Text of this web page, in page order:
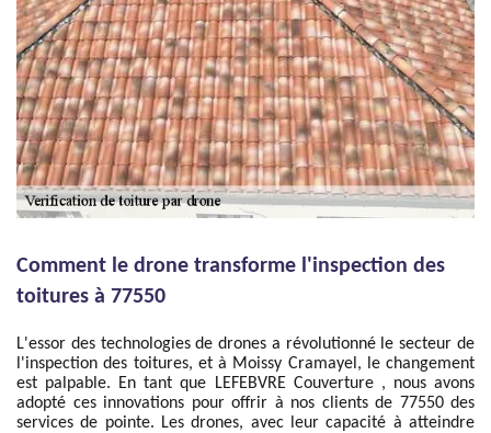
Comment le drone transforme l'inspection des
toitures à 77550
L'essor des technologies de drones a révolutionné le secteur de
l'inspection des toitures, et à Moissy Cramayel, le changement
est palpable. En tant que LEFEBVRE Couverture , nous avons
adopté ces innovations pour offrir à nos clients de 77550 des
services de pointe. Les drones, avec leur capacité à atteindre